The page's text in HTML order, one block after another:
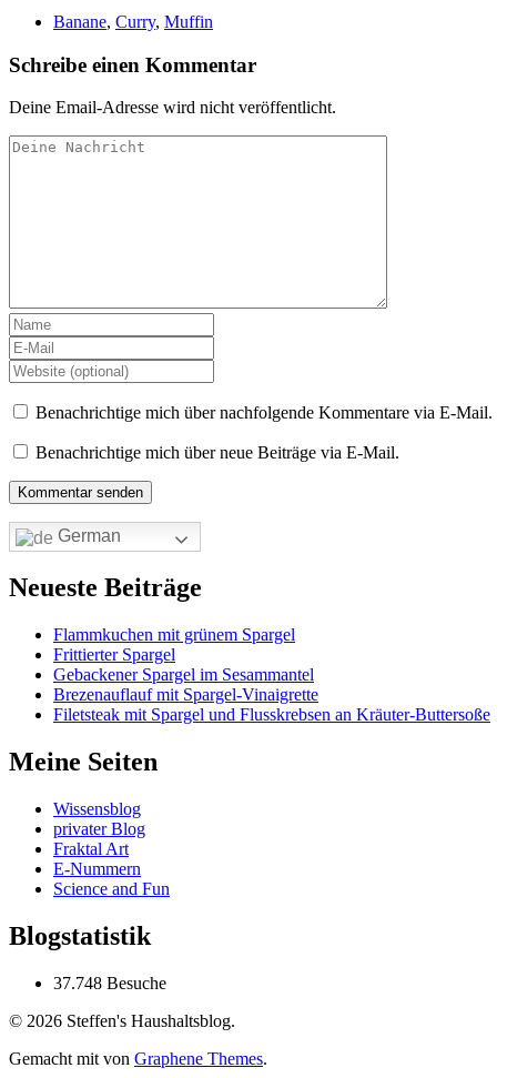
Banane, Curry, Muffin
Schreibe einen Kommentar
Deine Email-Adresse wird nicht veröffentlicht.
Benachrichtige mich über nachfolgende Kommentare via E-Mail.
Benachrichtige mich über neue Beiträge via E-Mail.
German
Neueste Beiträge
Flammkuchen mit grünem Spargel
Frittierter Spargel
Gebackener Spargel im Sesammantel
Brezenauflauf mit Spargel-Vinaigrette
Filetsteak mit Spargel und Flusskrebsen an Kräuter-Buttersoße
Meine Seiten
Wissensblog
privater Blog
Fraktal Art
E-Nummern
Science and Fun
Blogstatistik
37.748 Besuche
© 2026 Steffen's Haushaltsblog.
Gemacht mit von Graphene Themes.